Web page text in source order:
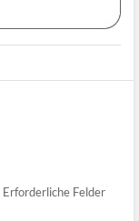
Erforderliche Felder